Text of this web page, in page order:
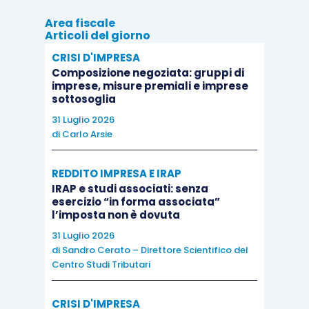
che scambia il vicino per il famoso scrittore Don
DeLillo e si infastidisce per l’arrivo di figlia e
nipote, alla cui visita avrebbe preferito un
pomeriggio di serie tv. Con una voce narrante che
segue Harvey in ogni momento, Cline irrompe
nella cronaca, reinventa alcuni episodi e allude ad
altri. Riuscendo, con maestria e formidabile
caso giudiziario in un racconto universale e
senza tempo.
Ho visto l’abisso
Area fiscale
Articoli del giorno
CRISI D'IMPRESA
Composizione negoziata: gruppi di
imprese, misure premiali e imprese
sottosoglia
31 Luglio 2026
di Carlo Arsie
REDDITO IMPRESA E IRAP
IRAP e studi associati: senza
esercizio “in forma associata”
l’imposta non è dovuta
31 Luglio 2026
di Sandro Cerato – Direttore Scientifico del
Centro Studi Tributari
CRISI D'IMPRESA